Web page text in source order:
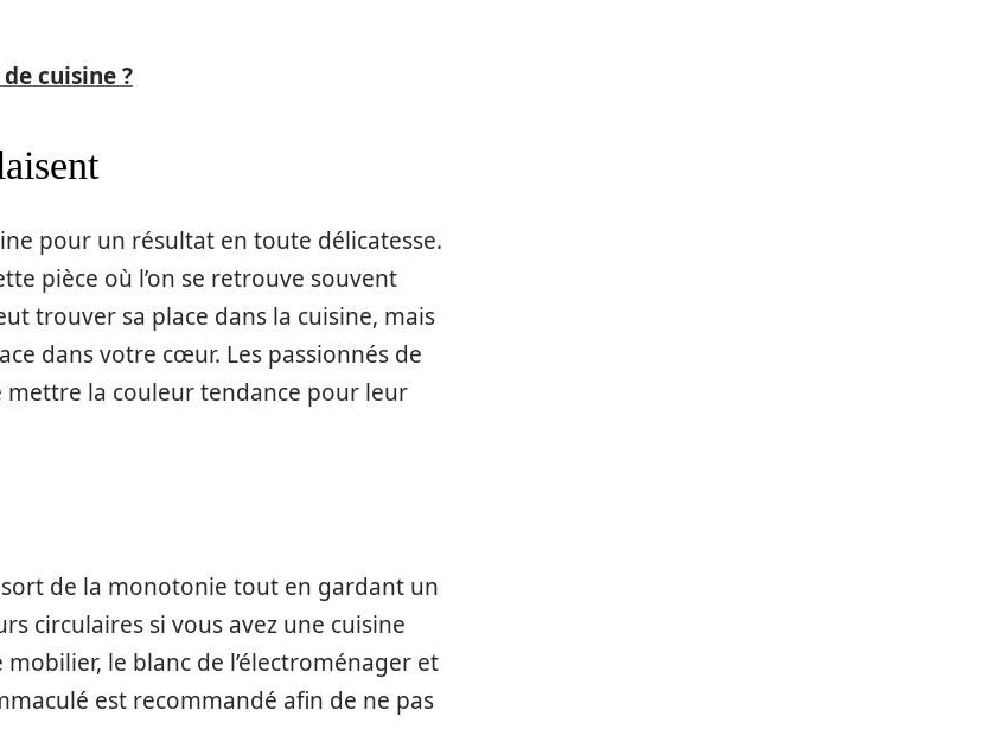
cuisine ?
pour un résultat en toute délicatesse.
pièce où l’on se retrouve souvent
trouver sa place dans la cuisine, mais
dans votre cœur. Les passionnés de
la couleur tendance pour leur
de la monotonie tout en gardant un
circulaires si vous avez une cuisine
le blanc de l’électroménager et
est recommandé afin de ne pas